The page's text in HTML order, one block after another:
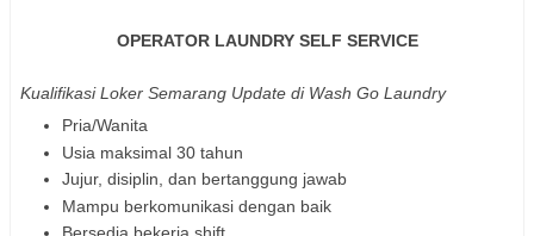
OPERATOR LAUNDRY SELF SERVICE
Kualifikasi Loker Semarang Update di Wash Go Laundry
Pria/Wanita
Usia maksimal 30 tahun
Jujur, disiplin, dan bertanggung jawab
Mampu berkomunikasi dengan baik